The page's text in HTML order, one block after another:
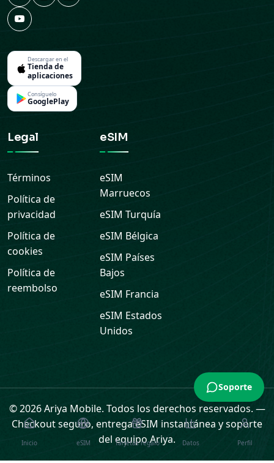
Descargar en el
Tienda de
aplicaciones
Consíguelo
GooglePlay
Legal
Términos
Política de
privacidad
Política de
cookies
Política de
reembolso
eSIM
eSIM
Marruecos
eSIMTurquía
eSIM Bélgica
eSIM Países
Bajos
eSIM Francia
eSIM Estados
Unidos
© 2026 Ariya Mobile. Todos los derechos reservados. —
Checkout seguro, entrega eSIM instantánea y soporte
del equipo Ariya.
Inicio eSIM Tarjetas regalo Datos Perfil
Soporte